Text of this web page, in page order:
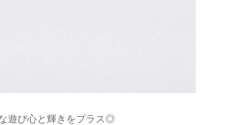
遊び心と輝きをプラス◎